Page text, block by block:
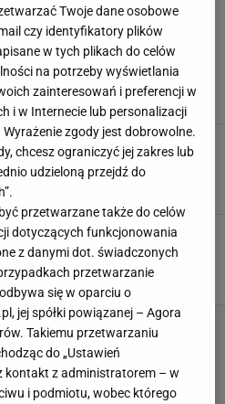
Spektakularny sukces polskiej
To złoto przejdzie do historii
jest nie do zatrzymania.
wysoko jak na kobietę"
Sadowskiej. Zdobyła tytuł na
turniej
22 PAŹDZIERNIKA 2022, 20:16
Twoje dane osobowe
czy identyfikatory plików
w tych plikach do celów
na potrzeby wyświetlania
zainteresowań i preferencji w
i w Internecie lub personalizacji
zgody jest dobrowolne.
chcesz ograniczyć jej zakres lub
udzieloną przejdź do
przetwarzane także do celów
dotyczących funkcjonowania
z danymi dot. świadczonych
przetwarzanie
się w oparciu o
jej spółki powiązanej – Agora
Takiemu przetwarzaniu
do „Ustawień
kontakt z administratorem – w
i podmiotu, wobec którego